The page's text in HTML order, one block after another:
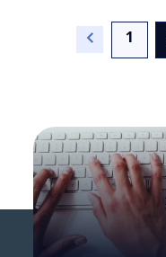
impulso
Clinical
1